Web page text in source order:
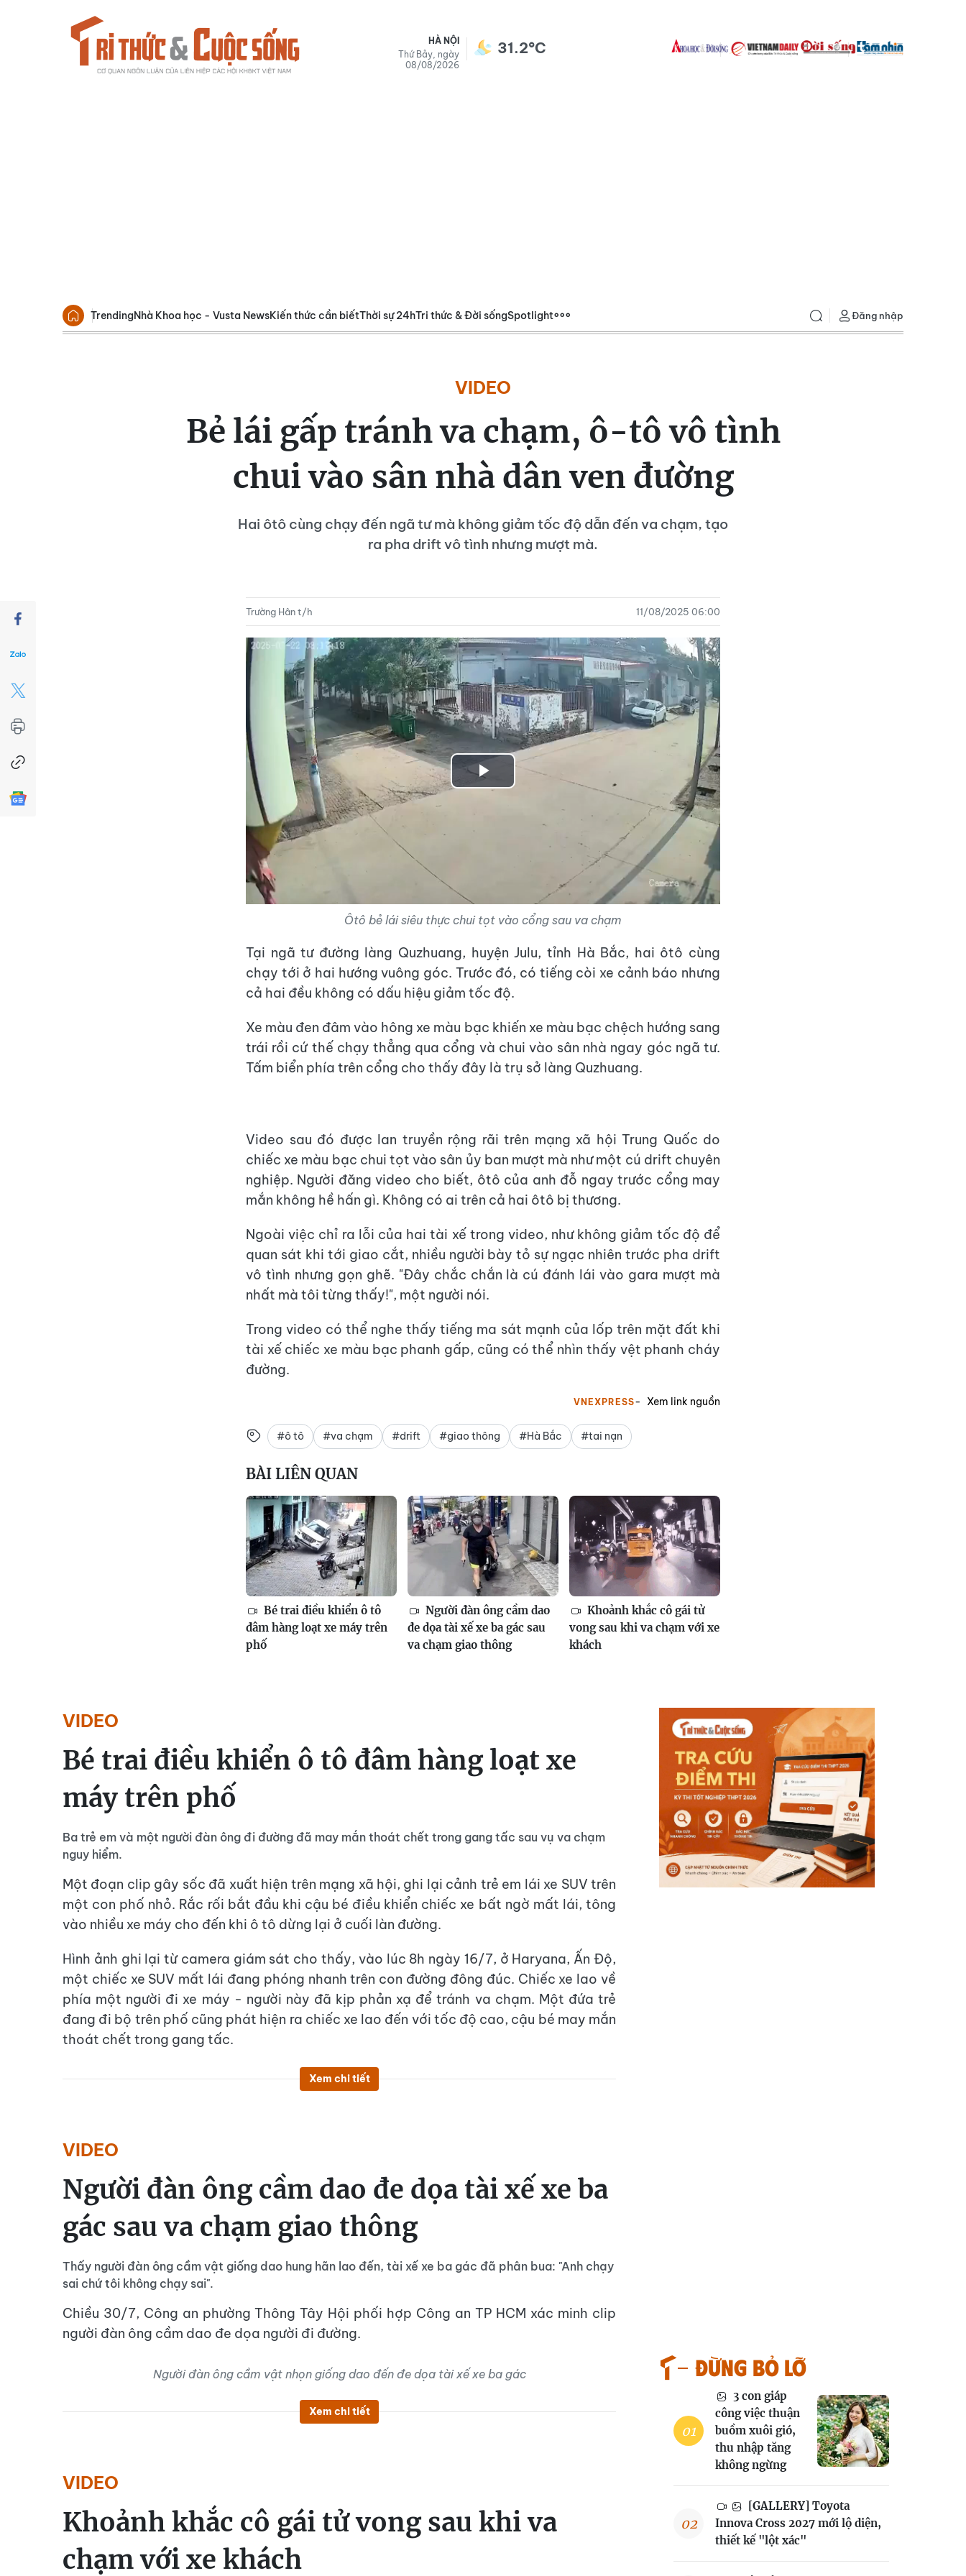
HÀ NỘI
Thứ Bảy, ngày
08/08/2026
31.2°C
TrendingNhà Khoa học - Vusta NewsKiến thức cần biếtThời sự 24hTri thức & Đời sốngSpotlight Đăng nhập
VIDEO
Bẻ lái gấp tránh va chạm, ô-tô vô tình
chui vào sân nhà dân ven đường
Hai ôtô cùng chạy đến ngã tư mà không giảm tốc độ dẫn đến va chạm, tạo
ra pha drift vô tình nhưng mượt mà.
Trường Hân t/h 11/08/2025 06:00
Play
Ôtô bẻ lái siêu thực chui tọt vào cổng sau va chạm
Tại ngã tư đường làng Quzhuang, huyện Julu, tỉnh Hà Bắc, hai ôtô cùng
chạy tới ở hai hướng vuông góc. Trước đó, có tiếng còi xe cảnh báo nhưng
cả hai đều không có dấu hiệu giảm tốc độ.
Xe màu đen đâm vào hông xe màu bạc khiến xe màu bạc chệch hướng sang
trái rồi cứ thế chạy thẳng qua cổng và chui vào sân nhà ngay góc ngã tư.
Tấm biển phía trên cổng cho thấy đây là trụ sở làng Quzhuang.
Video sau đó được lan truyền rộng rãi trên mạng xã hội Trung Quốc do
chiếc xe màu bạc chui tọt vào sân ủy ban mượt mà như một cú drift chuyên
nghiệp. Người đăng video cho biết, ôtô của anh đỗ ngay trước cổng may
mắn không hề hấn gì. Không có ai trên cả hai ôtô bị thương.
Ngoài việc chỉ ra lỗi của hai tài xế trong video, như không giảm tốc độ để
quan sát khi tới giao cắt, nhiều người bày tỏ sự ngạc nhiên trước pha drift
vô tình nhưng gọn ghẽ. "Đây chắc chắn là cú đánh lái vào gara mượt mà
nhất mà tôi từng thấy!", một người nói.
Trong video có thể nghe thấy tiếng ma sát mạnh của lốp trên mặt đất khi
tài xế chiếc xe màu bạc phanh gấp, cũng có thể nhìn thấy vệt phanh cháy
đường.
VNEXPRESS Xem link nguồn
#ô tô #va chạm #drift #giao thông #Hà Bắc #tai nạn
BÀI LIÊN QUAN
Bé trai điều khiển ô tô
đâm hàng loạt xe máy trên
phố
Người đàn ông cầm dao
đe dọa tài xế xe ba gác sau
va chạm giao thông
Khoảnh khắc cô gái tử
vong sau khi va chạm với xe
khách
VIDEO
Bé trai điều khiển ô tô đâm hàng loạt xe
máy trên phố
Ba trẻ em và một người đàn ông đi đường đã may mắn thoát chết trong gang tấc sau vụ va chạm
nguy hiểm.
Một đoạn clip gây sốc đã xuất hiện trên mạng xã hội, ghi lại cảnh trẻ em lái xe SUV trên
một con phố nhỏ. Rắc rối bắt đầu khi cậu bé điều khiển chiếc xe bất ngờ mất lái, tông
vào nhiều xe máy cho đến khi ô tô dừng lại ở cuối làn đường.
Hình ảnh ghi lại từ camera giám sát cho thấy, vào lúc 8h ngày 16/7, ở Haryana, Ấn Độ,
một chiếc xe SUV mất lái đang phóng nhanh trên con đường đông đúc. Chiếc xe lao về
phía một người đi xe máy - người này đã kịp phản xạ để tránh va chạm. Một đứa trẻ
đang đi bộ trên phố cũng phát hiện ra chiếc xe lao đến với tốc độ cao, cậu bé may mắn
thoát chết trong gang tấc.
Xem chi tiết
VIDEO
Người đàn ông cầm dao đe dọa tài xế xe ba
gác sau va chạm giao thông
Thấy người đàn ông cầm vật giống dao hung hãn lao đến, tài xế xe ba gác đã phân bua: "Anh chạy
sai chứ tôi không chạy sai".
Chiều 30/7, Công an phường Thông Tây Hội phối hợp Công an TP HCM xác minh clip
người đàn ông cầm dao đe dọa người đi đường.
Người đàn ông cầm vật nhọn giống dao đến đe dọa tài xế xe ba gác
Xem chi tiết
VIDEO
Khoảnh khắc cô gái tử vong sau khi va
chạm với xe khách
Đừng bỏ lỡ
3 con giáp
công việc thuận
buồm xuôi gió,
thu nhập tăng
không ngừng
[GALLERY] Toyota
Innova Cross 2027 mới lộ diện,
thiết kế "lột xác"